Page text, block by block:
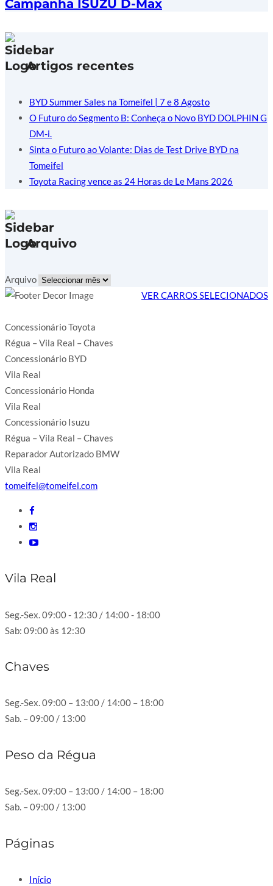
Campanha ISUZU D-Max
Artigos recentes
BYD Summer Sales na Tomeifel | 7 e 8 Agosto
O Futuro do Segmento B: Conheça o Novo BYD DOLPHIN G
DM-i.
Sinta o Futuro ao Volante: Dias de Test Drive BYD na
Tomeifel
Toyota Racing vence as 24 Horas de Le Mans 2026
Arquivo
Arquivo
VER CARROS SELECIONADOS
Concessionário Toyota
Régua – Vila Real – Chaves
Concessionário BYD
Vila Real
Concessionário Honda
Vila Real
Concessionário Isuzu
Régua – Vila Real – Chaves
Reparador Autorizado BMW
Vila Real
tomeifel@tomeifel.com
Vila Real
Seg.-Sex. 09:00 - 12:30 / 14:00 - 18:00
Sab: 09:00 às 12:30
Chaves
Seg.-Sex. 09:00 – 13:00 / 14:00 – 18:00
Sab. – 09:00 / 13:00
Peso da Régua
Seg.-Sex. 09:00 – 13:00 / 14:00 – 18:00
Sab. – 09:00 / 13:00
Páginas
Início